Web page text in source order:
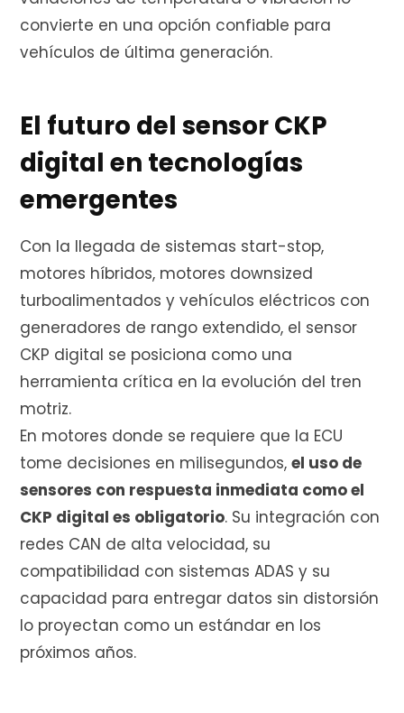
convierte en una opción confiable para
vehículos de última generación.
El futuro del sensor CKP
digital en tecnologías
emergentes
Con la llegada de sistemas start-stop,
motores híbridos, motores downsized
turboalimentados y vehículos eléctricos con
generadores de rango extendido, el sensor
CKP digital se posiciona como una
herramienta crítica en la evolución del tren
motriz.
En motores donde se requiere que la ECU
tome decisiones en milisegundos, el uso de
sensores con respuesta inmediata como el
CKP digital es obligatorio. Su integración con
redes CAN de alta velocidad, su
compatibilidad con sistemas ADAS y su
capacidad para entregar datos sin distorsión
lo proyectan como un estándar en los
próximos años.